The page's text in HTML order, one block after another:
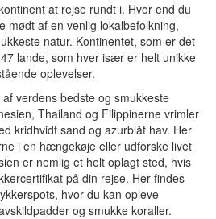
at rejse rundt i. Hvor end du
mødt af en venlig lokalbefolkning,
natur. Kontinentet, som er det
lande, som hver især er helt unikke
oplevelser.
verdens bedste og smukkeste
Thailand og Filippinerne vrimler
kridhvidt sand og azurblåt hav. Her
i en hængekøje eller udforske livet
er nemlig et helt oplagt sted, hvis
på din rejse. Her findes
hvor du kan opleve
og smukke koraller.